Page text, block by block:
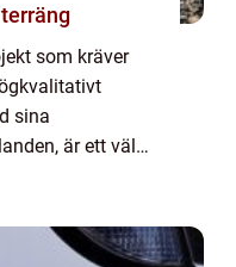
som kräver
sina
är ett väl